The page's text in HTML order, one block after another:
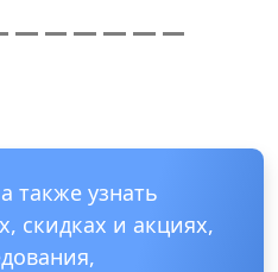
также узнать
скидках и акциях,